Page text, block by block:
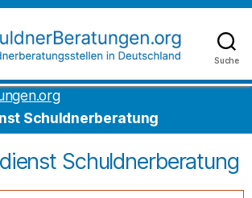
Suche
schuldnerberatungen.org
Schuldnerberatung
Schuldnerberatung